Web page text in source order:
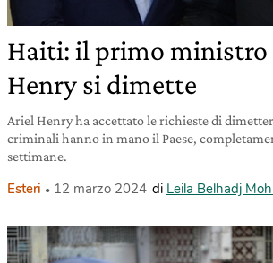
Haiti: il primo ministro
Henry si dimette
Ariel Henry ha accettato le richieste di
criminali hanno in mano il Paese,
settimane.
Esteri 12 marzo 2024 di Leila Belhadj